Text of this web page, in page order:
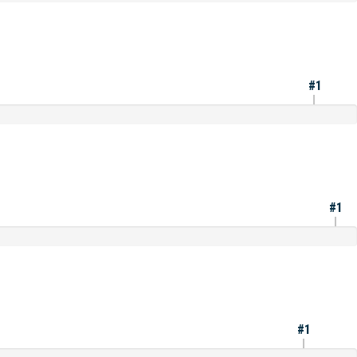
#1
#1
#1